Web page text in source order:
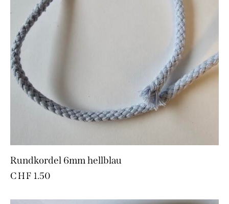
Rundkordel 6mm hellblau
CHF 1.50